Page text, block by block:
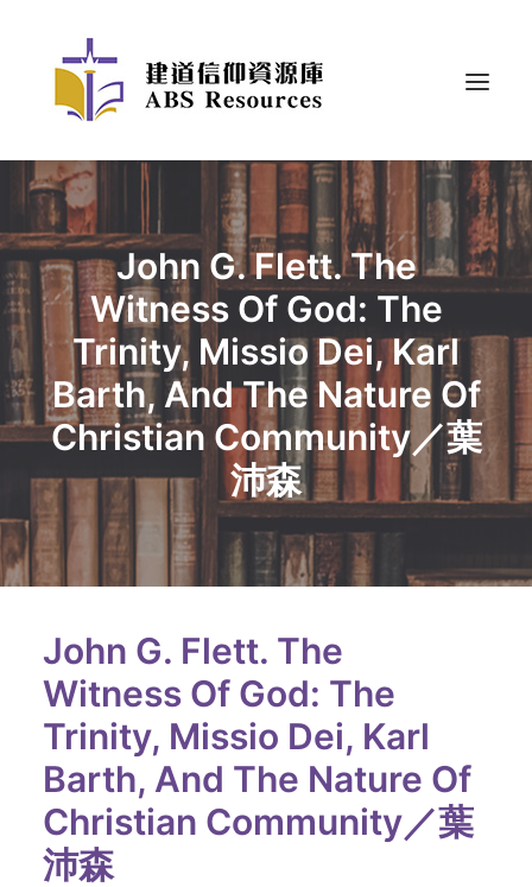
John G. Flett. The
Witness Of God: The
Trinity, Missio Dei, Karl
Barth, And The Nature Of
Christian Community／葉
沛森
John G. Flett. The
Witness Of God: The
Trinity, Missio Dei, Karl
Barth, And The Nature Of
Christian Community／葉
沛森